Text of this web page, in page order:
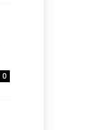
0